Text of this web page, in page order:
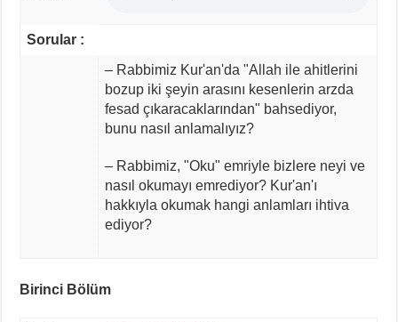
Sorular :
– Rabbimiz Kur'an'da "Allah ile ahitlerini
bozup iki şeyin arasını kesenlerin arzda
fesad çıkaracaklarından" bahsediyor,
bunu nasıl anlamalıyız?
– Rabbimiz, "Oku" emriyle bizlere neyi ve
nasıl okumayı emrediyor? Kur'an'ı
hakkıyla okumak hangi anlamları ihtiva
ediyor?
Birinci Bölüm